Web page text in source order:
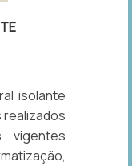
isolante
realizados